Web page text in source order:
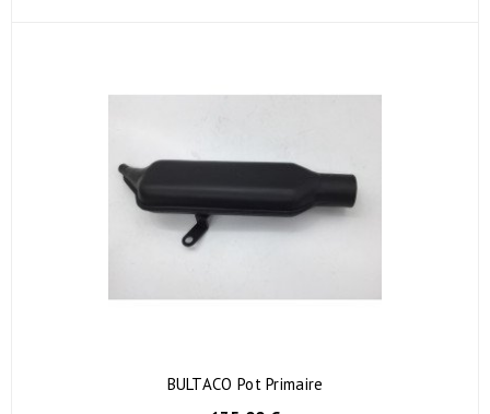
BULTACO Pot Primaire